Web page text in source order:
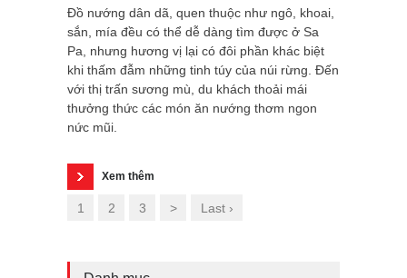
Đồ nướng dân dã, quen thuộc như ngô, khoai,
sắn, mía đều có thể dễ dàng tìm được ở Sa
Pa, nhưng hương vị lại có đôi phần khác biệt
khi thấm đẫm những tinh túy của núi rừng. Đến
với thị trấn sương mù, du khách thoải mái
thưởng thức các món ăn nướng thơm ngon
nức mũi.
Xem thêm
1 2 3 > Last ›